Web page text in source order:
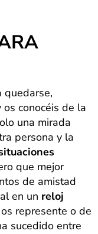
quedarse,
conocéis de la
una mirada
persona y la
que mejor
de amistad
en un reloj
represente o de
sucedido entre